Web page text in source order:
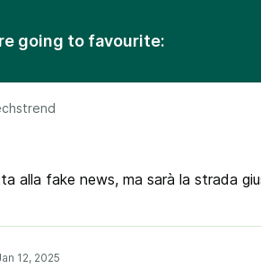
going to favourite:
alla fake news, ma sarà la strada